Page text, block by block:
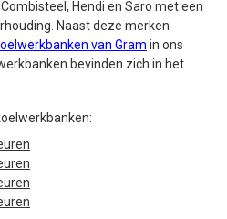
Hendi en Saro met een
Naast deze merken
van Gram in ons
bevinden zich in het